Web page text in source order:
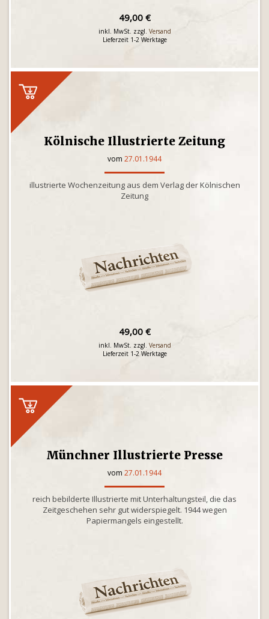
49,00 €
inkl. MwSt. zzgl. Versand
Lieferzeit 1-2 Werktage
Kölnische Illustrierte Zeitung
vom 27.01.1944
illustrierte Wochenzeitung aus dem Verlag der Kölnischen
Zeitung
49,00 €
inkl. MwSt. zzgl. Versand
Lieferzeit 1-2 Werktage
Münchner Illustrierte Presse
vom 27.01.1944
reich bebilderte Illustrierte mit Unterhaltungsteil, die das
Zeitgeschehen sehr gut widerspiegelt. 1944 wegen
Papiermangels eingestellt.